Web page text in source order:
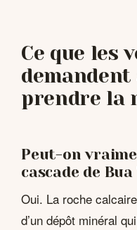
Ce que les
demandent
prendre la
Peut-on
cascade de
Oui. La roche
d’un dépôt minéral